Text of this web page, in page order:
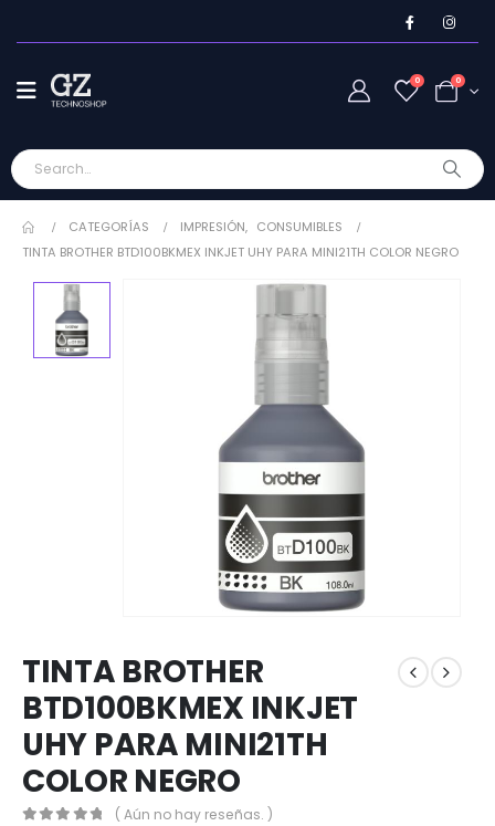
0 0
CATEGORÍAS IMPRESIÓN, CONSUMIBLES
TINTA BROTHER BTD100BKMEX INKJET UHY PARA MINI21TH COLOR NEGRO
TINTA BROTHER
BTD100BKMEX INKJET
UHY PARA MINI21TH
COLOR NEGRO
( Aún no hay reseñas. )